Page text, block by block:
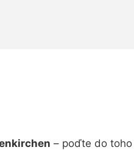
– poďte do